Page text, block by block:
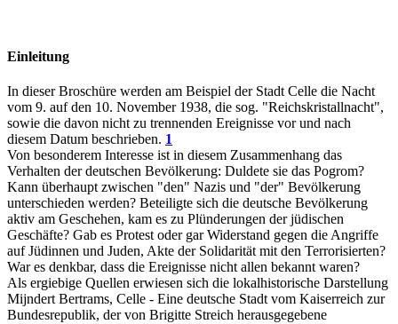
Einleitung
In dieser Broschüre werden am Beispiel der Stadt Celle die Nacht
vom 9. auf den 10. November 1938, die sog. "Reichskristallnacht",
sowie die davon nicht zu trennenden Ereignisse vor und nach
diesem Datum beschrieben. 1
Von besonderem Interesse ist in diesem Zusammenhang das
Verhalten der deutschen Bevölkerung: Duldete sie das Pogrom?
Kann überhaupt zwischen "den" Nazis und "der" Bevölkerung
unterschieden werden? Beteiligte sich die deutsche Bevölkerung
aktiv am Geschehen, kam es zu Plünderungen der jüdischen
Geschäfte? Gab es Protest oder gar Widerstand gegen die Angriffe
auf Jüdinnen und Juden, Akte der Solidarität mit den Terrorisierten?
War es denkbar, dass die Ereignisse nicht allen bekannt waren?
Als ergiebige Quellen erwiesen sich die lokalhistorische Darstellung
Mijndert Bertrams, Celle - Eine deutsche Stadt vom Kaiserreich zur
Bundesrepublik, der von Brigitte Streich herausgegebene